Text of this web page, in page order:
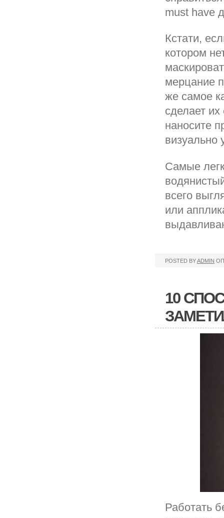
must have
Кстати,
котором
мерцание
же самое
сделает
наносите
визуально
Самые
всего
или
POSTED BYADMIN
10
Работать